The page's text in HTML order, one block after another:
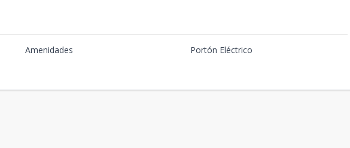
Amenidades
Portón Eléctrico